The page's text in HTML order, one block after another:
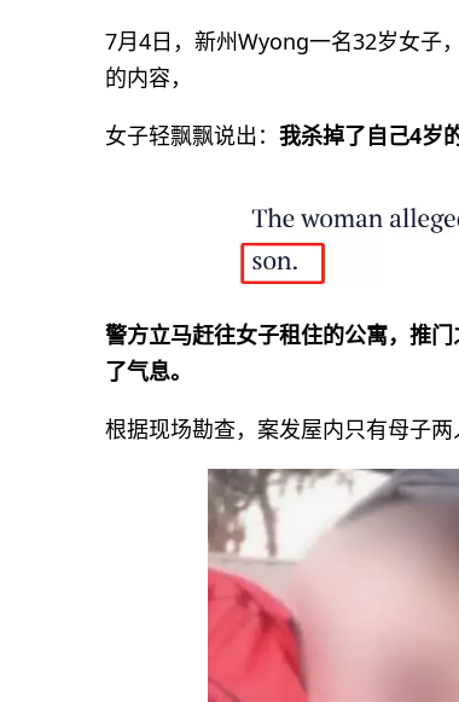
7月4日，新州Wyong一名32岁女子
的内容，
女子轻飘飘说出： 我杀掉了自己4岁
警方立马赶往女子租住的公寓，推
了气息。
根据现场勘查，案发屋内只有母子